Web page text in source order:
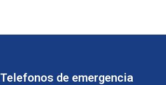
Telefonos de emergencia